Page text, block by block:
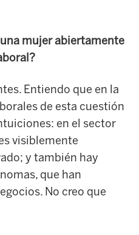
mujer abiertamente
Entiendo que en la
de esta cuestión
en el sector
visiblemente
y también hay
que han
No creo que